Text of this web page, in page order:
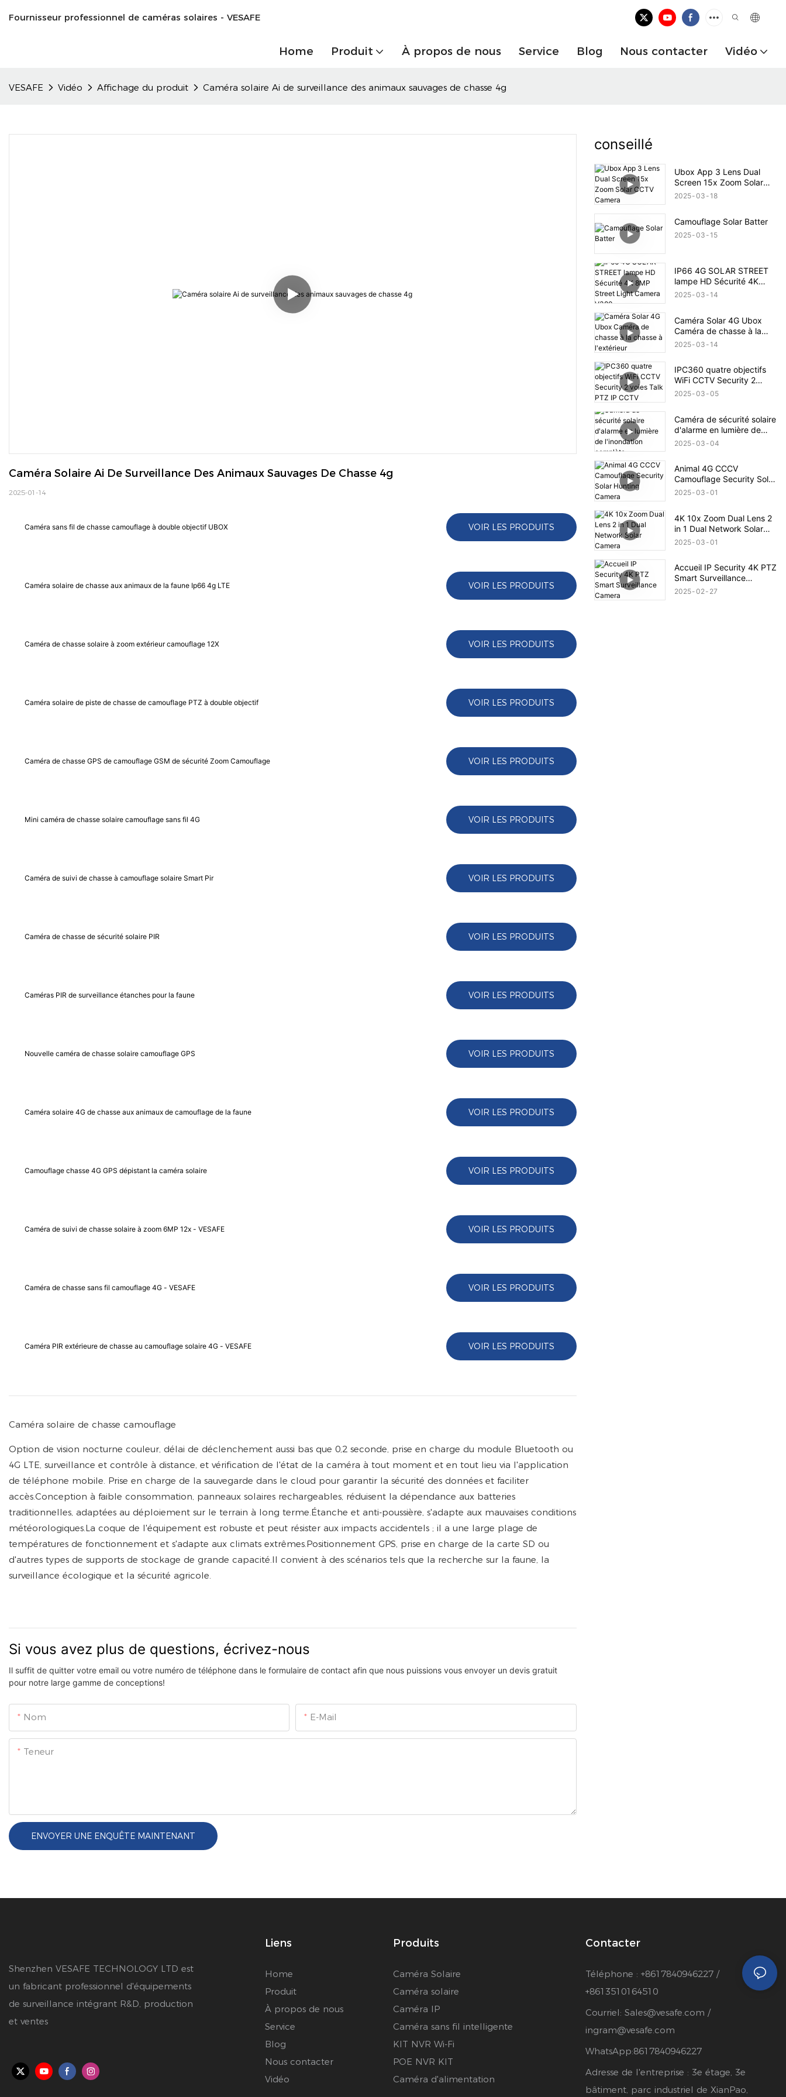
Fournisseur professionnel de caméras solaires - VESAFE
Home Produit À propos de nous Service Blog Nous contacter Vidéo
VESAFE Vidéo Affichage du produit Caméra solaire Ai de surveillance des animaux sauvages de chasse 4g
Caméra Solaire Ai De Surveillance Des Animaux Sauvages De Chasse 4g
2025-01-14
Caméra sans fil de chasse camouflage à double objectif UBOX VOIR LES PRODUITS
Caméra solaire de chasse aux animaux de la faune Ip66 4g LTE VOIR LES PRODUITS
Caméra de chasse solaire à zoom extérieur camouflage 12X VOIR LES PRODUITS
Caméra solaire de piste de chasse de camouflage PTZ à double objectif VOIR LES PRODUITS
Caméra de chasse GPS de camouflage GSM de sécurité Zoom Camouflage VOIR LES PRODUITS
Mini caméra de chasse solaire camouflage sans fil 4G VOIR LES PRODUITS
Caméra de suivi de chasse à camouflage solaire Smart Pir VOIR LES PRODUITS
Caméra de chasse de sécurité solaire PIR VOIR LES PRODUITS
Caméras PIR de surveillance étanches pour la faune VOIR LES PRODUITS
Nouvelle caméra de chasse solaire camouflage GPS VOIR LES PRODUITS
Caméra solaire 4G de chasse aux animaux de camouflage de la faune VOIR LES PRODUITS
Camouflage chasse 4G GPS dépistant la caméra solaire VOIR LES PRODUITS
Caméra de suivi de chasse solaire à zoom 6MP 12x - VESAFE VOIR LES PRODUITS
Caméra de chasse sans fil camouflage 4G - VESAFE VOIR LES PRODUITS
Caméra PIR extérieure de chasse au camouflage solaire 4G - VESAFE VOIR LES PRODUITS
Caméra solaire de chasse camouflage
Option de vision nocturne couleur, délai de déclenchement aussi bas que 0,2 seconde, prise en charge du module Bluetooth ou
4G LTE, surveillance et contrôle à distance, et vérification de l'état de la caméra à tout moment et en tout lieu via l'application
de téléphone mobile. Prise en charge de la sauvegarde dans le cloud pour garantir la sécurité des données et faciliter
accès.Conception à faible consommation, panneaux solaires rechargeables, réduisent la dépendance aux batteries
traditionnelles, adaptées au déploiement sur le terrain à long terme.Étanche et anti-poussière, s'adapte aux mauvaises conditions
météorologiques.La coque de l'équipement est robuste et peut résister aux impacts accidentels ; il a une large plage de
températures de fonctionnement et s'adapte aux climats extrêmes.Positionnement GPS, prise en charge de la carte SD ou
d'autres types de supports de stockage de grande capacité.Il convient à des scénarios tels que la recherche sur la faune, la
surveillance écologique et la sécurité agricole.
Si vous avez plus de questions, écrivez-nous
Il suffit de quitter votre email ou votre numéro de téléphone dans le formulaire de contact afin que nous puissions vous envoyer un devis gratuit
pour notre large gamme de conceptions!
Nom E-Mail
Teneur
ENVOYER UNE ENQUÊTE MAINTENANT
conseillé
Ubox App 3 Lens Dual
Screen 15x Zoom Solar
CCTV Camera
2025 03 18
Camouflage Solar Batter
2025 03 15
IP66 4G SOLAR STREET
lampe HD Sécurité 4K
8MP Street Light Camera
2025 03 14
Caméra Solar 4G Ubox
Caméra de chasse à la
chasse à l'extérieur
2025 03 14
IPC360 quatre objectifs
WiFi CCTV Security 2
voies Talk PTZ IP CCTV
2025 03 05
Caméra de sécurité solaire
d'alarme en lumière de
l'inondation complète
2025 03 04
Animal 4G CCCV
Camouflage Security Solar
Hunting Camera
2025 03 01
4K 10x Zoom Dual Lens 2
in 1 Dual Network Solar
Camera
2025 03 01
Accueil IP Security 4K PTZ
Smart Surveillance
Camera
2025 02 27
Shenzhen VESAFE TECHNOLOGY LTD est
un fabricant professionnel d'équipements
de surveillance intégrant R&D, production
et ventes
Liens
Home
Produit
À propos de nous
Service
Blog
Nous contacter
Vidéo
Produits
Caméra Solaire
Caméra solaire
Caméra IP
Caméra sans fil intelligente
KIT NVR Wi-Fi
POE NVR KIT
Caméra d'alimentation
Contacter
Téléphone : +8617840946227 /
+8613510164510
Courriel: Sales@vesafe.com /
ingram@vesafe.com
WhatsApp:8617840946227
Adresse de l'entreprise : 3e étage, 3e
bâtiment, parc industriel de XianPao,